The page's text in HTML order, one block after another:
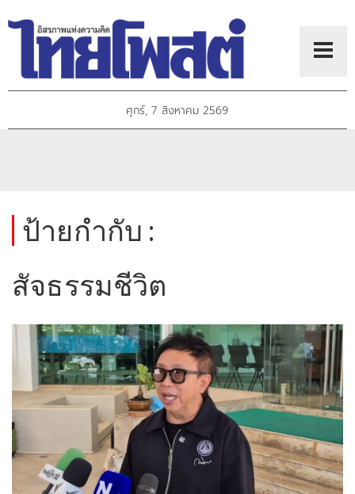
ศุกร์, 7 สิงหาคม 2569
ป้ายกำกับ :
สัจธรรมชีวิต